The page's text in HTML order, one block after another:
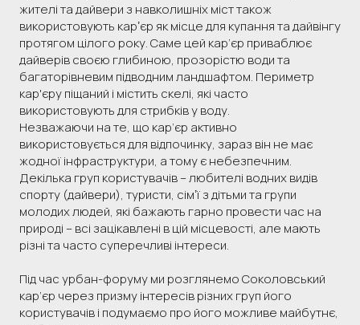
жителі та дайвери з навколишніх міст також
використовують карʼєр як місце для купання та дайвінгу
протягом цілого року. Саме цей кар’єр приваблює
дайверів своєю глибиною, прозорістю води та
багаторівневим підводним ландшафтом. Периметр
кар'єру піщаний і містить скелі, які часто
використовують для стрибків у воду.
Незважаючи на те, що кар’єр активно
використовується для відпочинку, зараз він не має
жодної інфраструктури, а тому є небезпечним.
Декілька груп користувачів – любителі водних видів
спорту (дайвери), туристи, сімʼї з дітьми та групи
молодих людей, які бажають гарно провести час на
природі – всі зацікавлені в цій місцевості, але мають
різні та часто суперечливі інтереси.
Під час урбан-форуму ми розглянемо Соколовський
кар’єр через призму інтересів різних груп його
користувачів і подумаємо про його можливе майбутнє,